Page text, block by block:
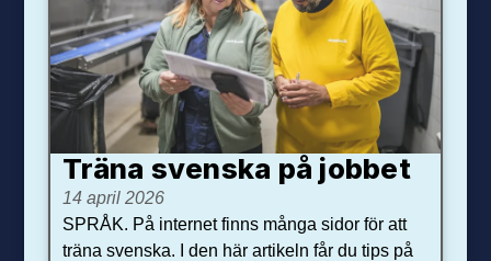
Träna svenska på jobbet
14 april 2026
SPRÅK. På internet finns många sidor för att
träna svenska. I den här artikeln får du tips på